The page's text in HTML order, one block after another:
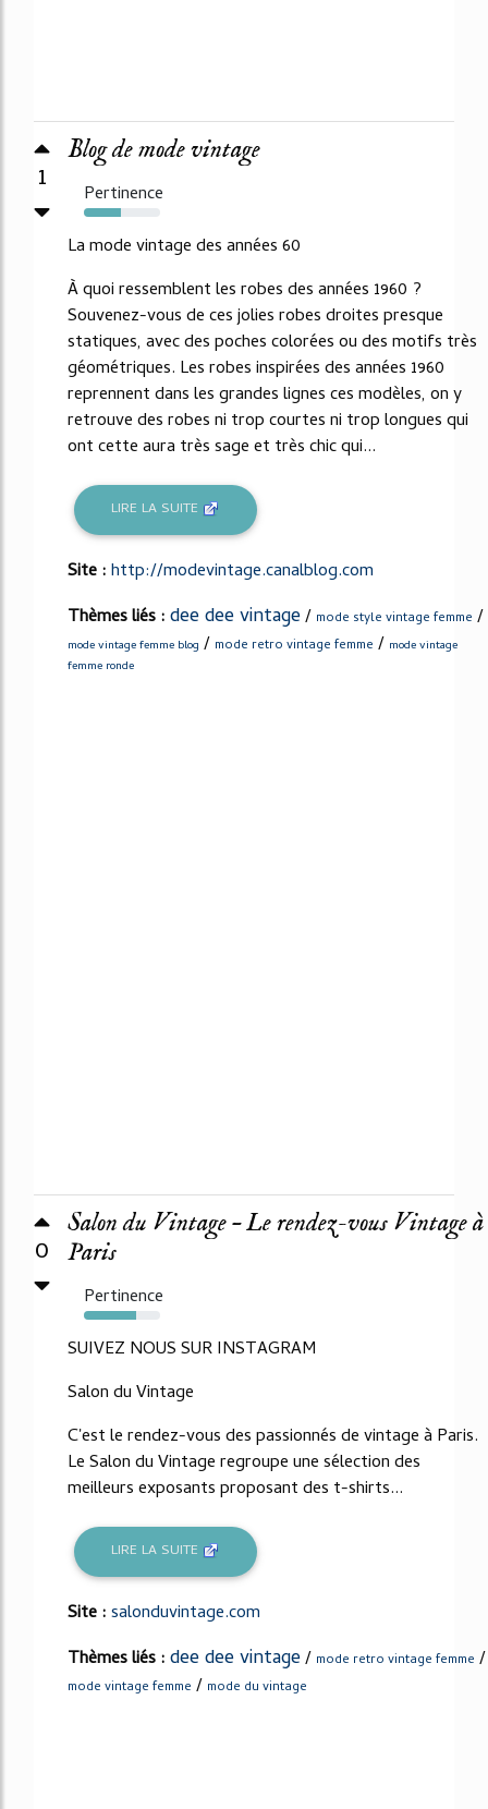
1
Blog de mode vintage
Pertinence
49%
La mode vintage des années 60
À quoi ressemblent les robes des années 1960 ?
Souvenez-vous de ces jolies robes droites presque
statiques, avec des poches colorées ou des motifs très
géométriques. Les robes inspirées des années 1960
reprennent dans les grandes lignes ces modèles, on y
retrouve des robes ni trop courtes ni trop longues qui
ont cette aura très sage et très chic qui...
LIRE LA SUITE
Site :http://modevintage.canalblog.com
Thèmes liés :dee dee vintage/ mode style vintage femme /
mode vintage femme blog / mode retro vintage femme / mode vintage
femme ronde
0
Salon du Vintage – Le rendez-vous Vintage à
Paris
Pertinence
69%
SUIVEZ NOUS SUR INSTAGRAM
Salon du Vintage
C'est le rendez-vous des passionnés de vintage à Paris.
Le Salon du Vintage regroupe une sélection des
meilleurs exposants proposant des t-shirts...
LIRE LA SUITE
Site :salonduvintage.com
Thèmes liés :dee dee vintage/ mode retro vintage femme /
mode vintage femme / mode du vintage